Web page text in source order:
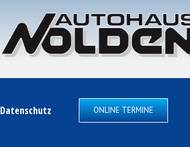
Datenschutz ONLINE TERMINE